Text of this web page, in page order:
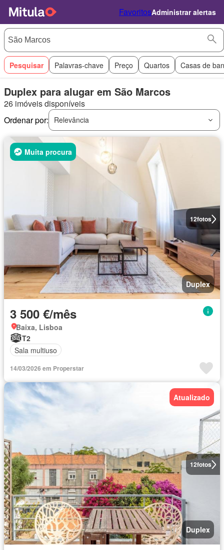
FavoritosAdministrar alertas
Pesquisar Palavras-chave Preço Quartos Casas de
Duplex para alugar em São Marcos
26 imóveis disponíveis
Ordenar por:
Relevância
12fotos
Muita procura
Duplex
3 500 €/mês
Baixa, Lisboa
T2
Sala multiuso
14/03/2026 em Properstar
12fotos
Atualizado
Duplex